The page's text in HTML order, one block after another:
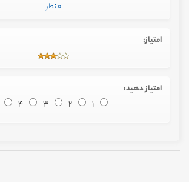
0 نظر
امتیاز:
امتیاز دهید:
1
2
3
4